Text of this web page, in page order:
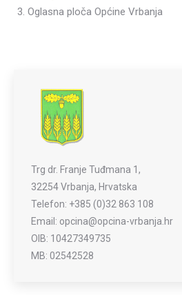
Oglasna ploča Općine Vrbanja
Trg dr. Franje Tuđmana 1,
32254 Vrbanja, Hrvatska
Telefon: +385 (0)32 863 108
Email: opcina@opcina-vrbanja.hr
OIB: 10427349735
MB: 02542528